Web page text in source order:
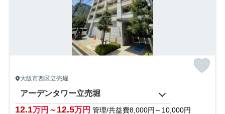
大阪市西区立売堀
アーデンタワー立売堀
12.1万円～12.5万円 管理/共益費8,000円～10,000円